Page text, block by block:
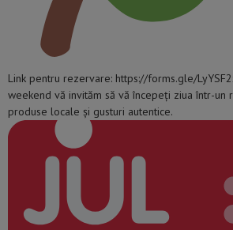
Link pentru rezervare: https://forms.gle/
weekend vă invităm să vă începeți ziua într-un
produse locale și gusturi autentice.